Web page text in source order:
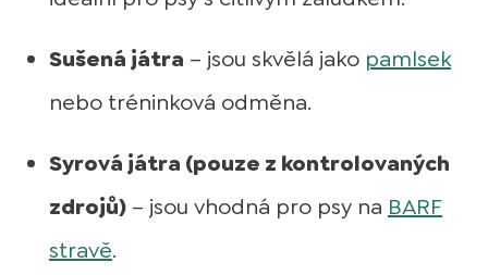
Sušená játra – jsou skvělá jako pamlsek
nebo tréninková odměna.
Syrová játra (pouze z kontrolovaných
zdrojů) – jsou vhodná pro psy na BARF
stravě.